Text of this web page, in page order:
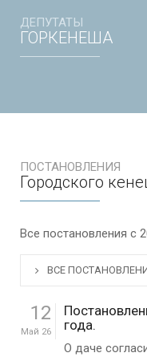
ДЕПУТАТЫ
ГОРКЕНЕША
ПОСТАНОВЛЕНИЯ
Городского
Все постановления с
ВСЕ
12
Май 26
года.
О даче